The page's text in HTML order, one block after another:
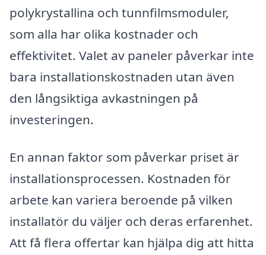
polykrystallina och tunnfilmsmoduler,
som alla har olika kostnader och
effektivitet. Valet av paneler påverkar inte
bara installationskostnaden utan även
den långsiktiga avkastningen på
investeringen.
En annan faktor som påverkar priset är
installationsprocessen. Kostnaden för
arbete kan variera beroende på vilken
installatör du väljer och deras erfarenhet.
Att få flera offertar kan hjälpa dig att hitta